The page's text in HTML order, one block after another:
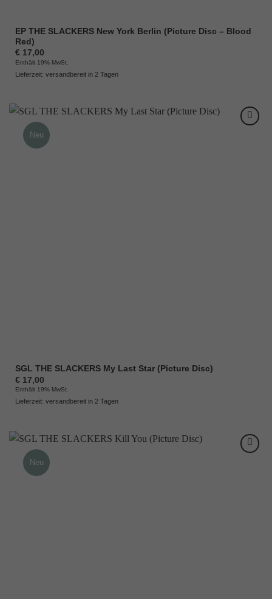
EP THE SLACKERS New York Berlin (Picture Disc – Blood
Red)
€17,00
Enthält 19% MwSt.
Lieferzeit: versandbereit in 2 Tagen
Neu
SGL THE SLACKERS My Last Star (Picture Disc)
€17,00
Enthält 19% MwSt.
Lieferzeit: versandbereit in 2 Tagen
Neu